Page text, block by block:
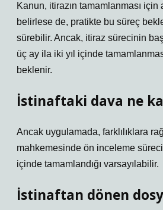
Kanun, itirazın tamamlanması için
belirlese de, pratikte bu süreç
sürebilir. Ancak, itiraz sürecinin
üç ay ila iki yıl içinde
beklenir.
İstinaftaki dava ne
Ancak uygulamada, farklılıklara
mahkemesinde ön inceleme
içinde tamamlandığı varsayılabilir.
İstinaftan dönen